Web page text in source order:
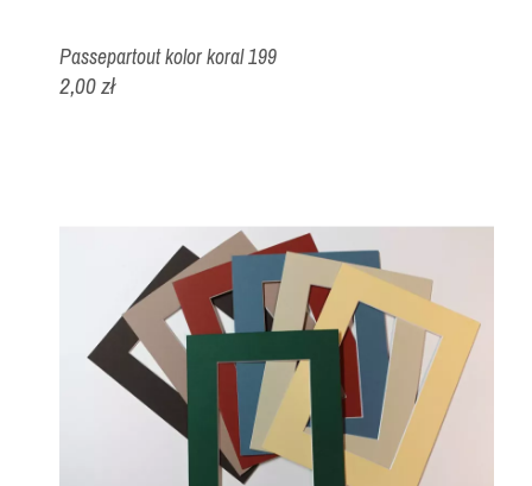
Passepartout kolor koral 199
2,00 zł